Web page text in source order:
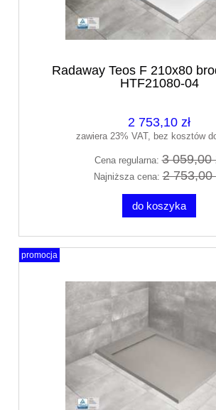
Radaway Teos F 210x80
HTF21080-04
2 753,10 zł
zawiera 23% VAT, bez kosztów
Cena regularna:3 059,00
Najniższa cena:2 753,00
do koszyka
promocja